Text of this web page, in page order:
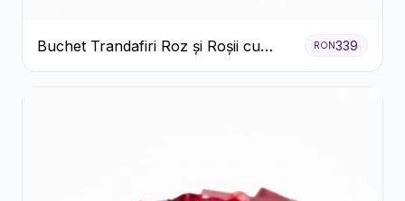
Buchet Trandafiri Roz și Roșii cu
Eucalipt și Gypsophila
RON339